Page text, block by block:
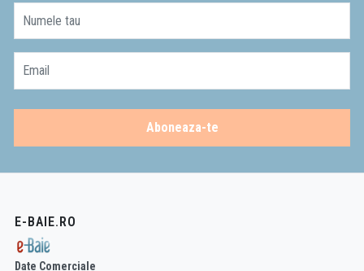
Numele tau
Email
Aboneaza-te
E-BAIE.RO
Date Comerciale